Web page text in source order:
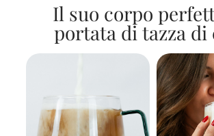
Il suo corpo
portata di tazza di